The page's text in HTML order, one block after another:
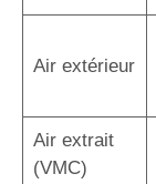
Air extérieur
Air extrait
(VMC)